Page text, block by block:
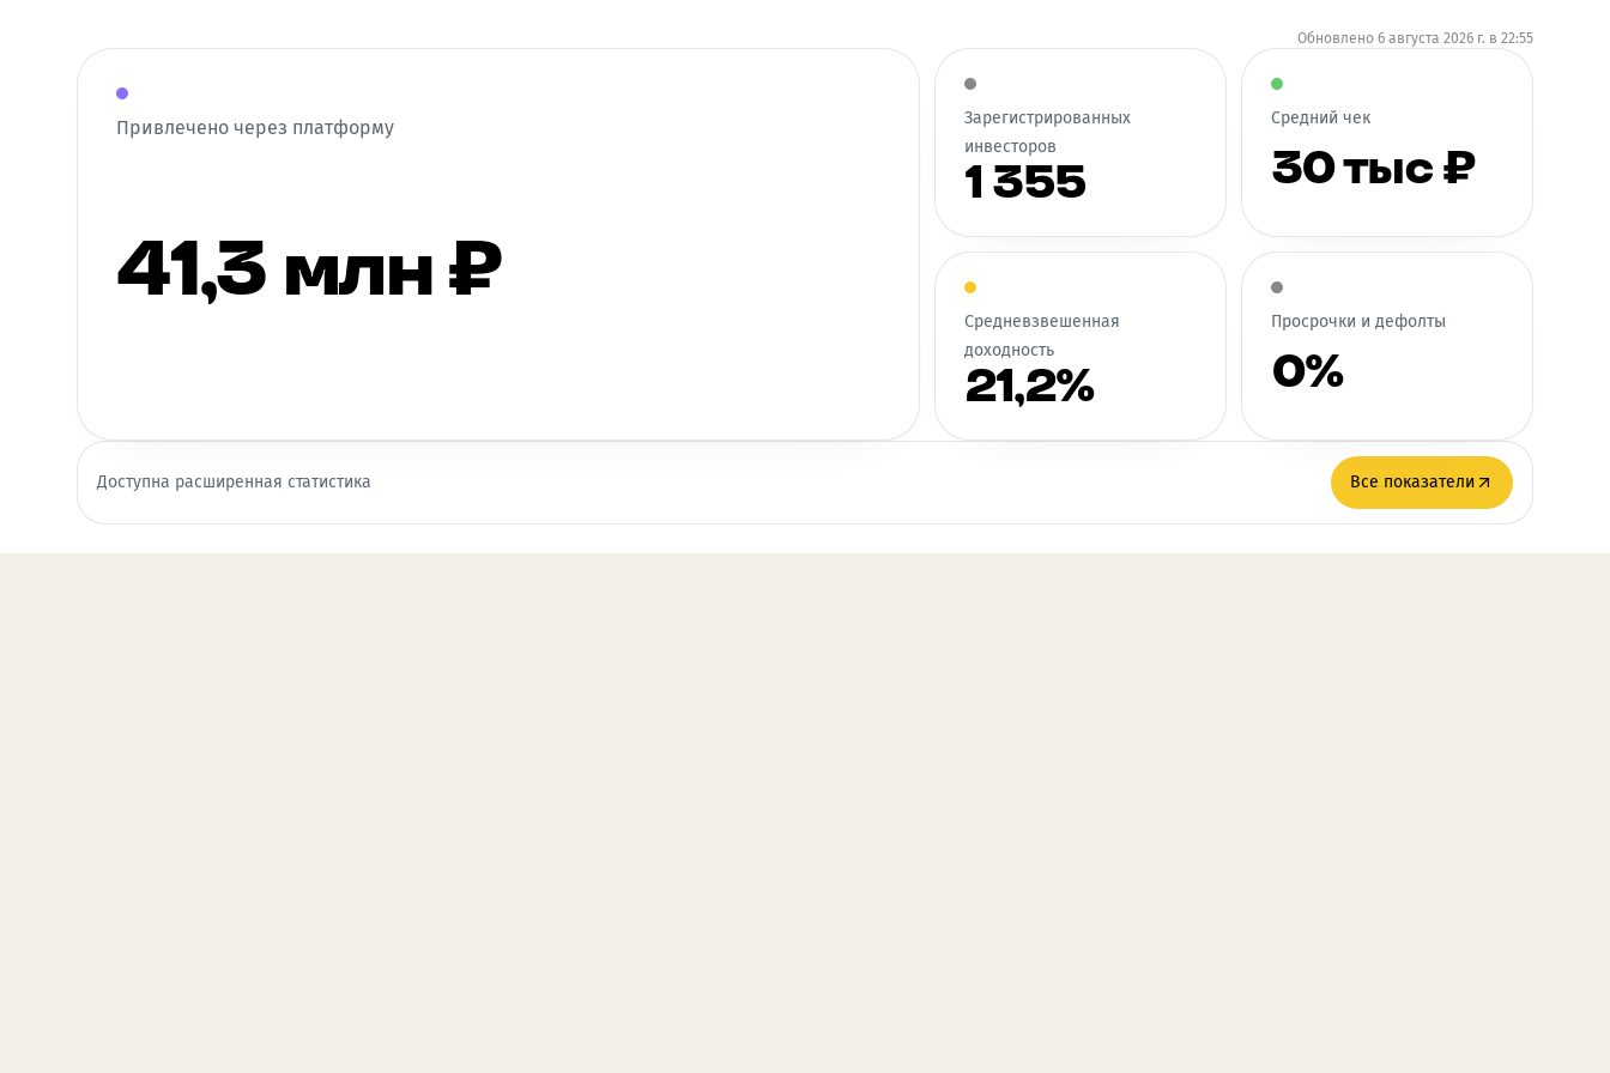
Обновлено 6 августа 2026 г. в 22:55
Привлечено через платформу
41,3 млн ₽
Зарегистрированных
инвесторов
1 355
Средний чек
30 тыс ₽
Средневзвешенная
доходность
21,2%
Просрочки и дефолты
0%
Доступна расширенная статистика Все показатели